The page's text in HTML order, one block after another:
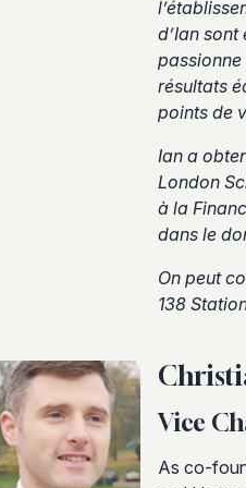
d’Ian
passionne
résultats
points de
Ian a
London
à la
dans le
On peut
138
Vice
As co-